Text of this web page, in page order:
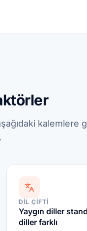
kalemlere
DIL ÇIFTI
Yaygın diller
diller farklı